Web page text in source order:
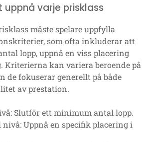
uppnå varje prisklass
måste spelare uppfylla
som ofta inkluderar att
lopp, uppnå en viss placering
Kriterierna kan variera beroende på
de fokuserar generellt på både
av prestation.
Slutför ett minimum antal lopp.
nivå: Uppnå en specifik placering i